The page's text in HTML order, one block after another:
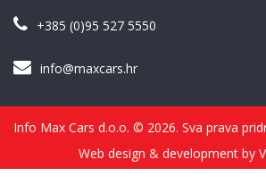
+385 (0)95 527 5550
info@maxcars.hr
Info Max Cars d.o.o. © 2026. Sva prava
Web design & development by